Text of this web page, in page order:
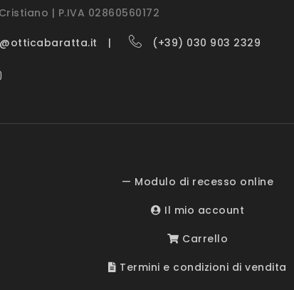
| P.IVA 02860560172
(+39) 030 903 2329
— Modulo di recesso online
Il mio account
Carrello
Termini e condizioni di vendita